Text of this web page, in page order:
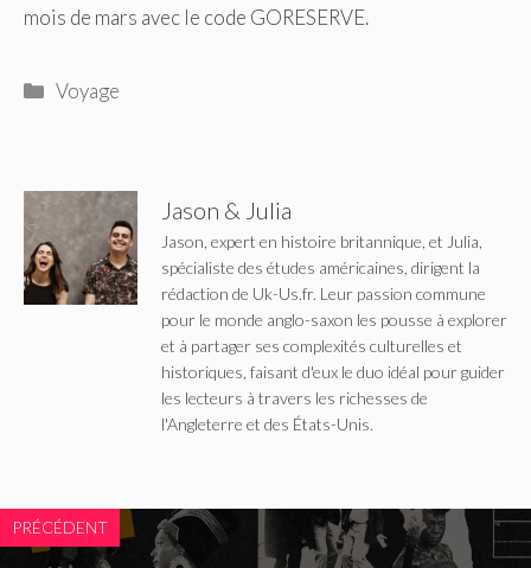
mois de mars avec le code GORESERVE.
Catégories
Voyage
Jason & Julia
Jason, expert en histoire britannique, et Julia,
spécialiste des études américaines, dirigent la
rédaction de Uk-Us.fr. Leur passion commune
pour le monde anglo-saxon les pousse à explorer
et à partager ses complexités culturelles et
historiques, faisant d'eux le duo idéal pour guider
les lecteurs à travers les richesses de
l'Angleterre et des États-Unis.
PRÉCÉDENT